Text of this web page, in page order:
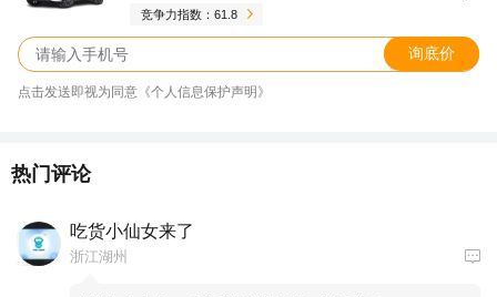
竞争力指数：61.8
询底价
点击发送即视为同意《个人信息保护声明》
热门评论
吃货小仙女来了
浙江湖州